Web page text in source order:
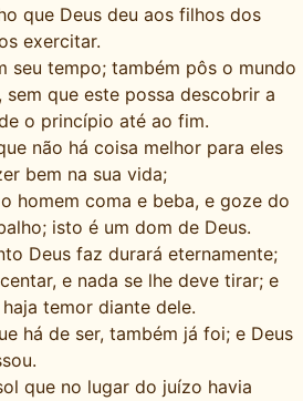
que Deus deu aos filhos dos
exercitar.
seu tempo; também pôs o mundo
que este possa descobrir a
o princípio até ao fim.
não há coisa melhor para eles
bem na sua vida;
homem coma e beba, e goze do
isto é um dom de Deus.
Deus faz durará eternamente;
e nada se lhe deve tirar; e
temor diante dele.
há de ser, também já foi; e Deus
que no lugar do juízo havia